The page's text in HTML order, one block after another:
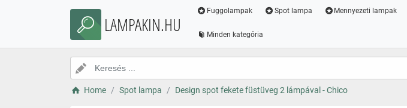
LAMPAKIN.HU
Fuggolampak Spot lampa Mennyezeti lampak
Minden kategória
Home Spot lampa Design spot fekete füstüveg 2 lámpával - Chico